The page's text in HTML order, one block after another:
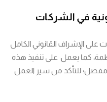
في الشركات
على الإشراف القانوني الكامل
كما يعمل على تنفيذ هذه
للتأكد من سير العمل